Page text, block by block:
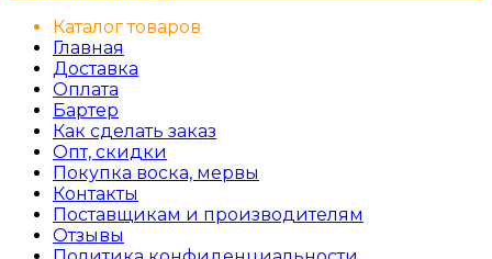
Каталог товаров
Главная
Доставка
Оплата
Бартер
Как сделать заказ
Опт, скидки
Покупка воска, мервы
Контакты
Поставщикам и производителям
Отзывы